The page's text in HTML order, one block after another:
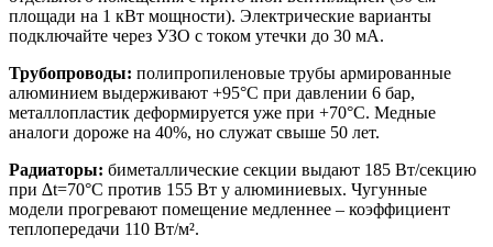
площади на 1 кВт мощности). Электрические варианты
подключайте через УЗО с током утечки до 30 мА.
Трубопроводы: полипропиленовые трубы армированные
алюминием выдерживают +95°C при давлении 6 бар,
металлопластик деформируется уже при +70°C. Медные
аналоги дороже на 40%, но служат свыше 50 лет.
Радиаторы: биметаллические секции выдают 185 Вт/секцию
при ∆t=70°C против 155 Вт у алюминиевых. Чугунные
модели прогревают помещение медленнее – коэффициент
теплопередачи 110 Вт/м².